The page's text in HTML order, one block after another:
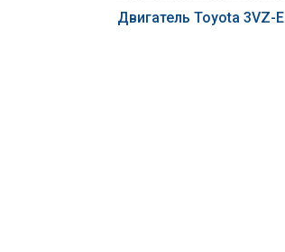
Двигатель Toyota 3VZ-E